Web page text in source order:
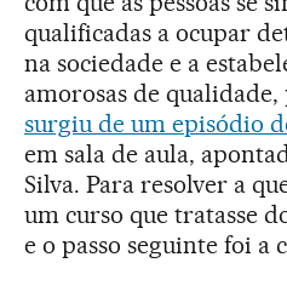
qualificadas a ocupar
na sociedade e a
amorosas de
surgiu de um episódio
em sala de aula,
Silva. Para resolver a
um curso que tratasse
e o passo seguinte foi a